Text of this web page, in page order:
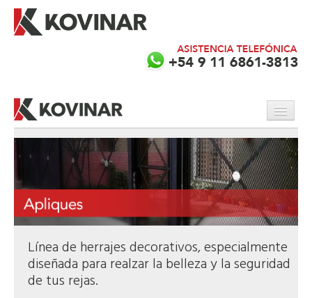
INICIO
PRODUCTOS
EMPRESA
SERVICIOS
CONTACTO
Línea de herrajes decorativos, especialmente
diseñada para realzar la belleza y la seguridad
de tus rejas.